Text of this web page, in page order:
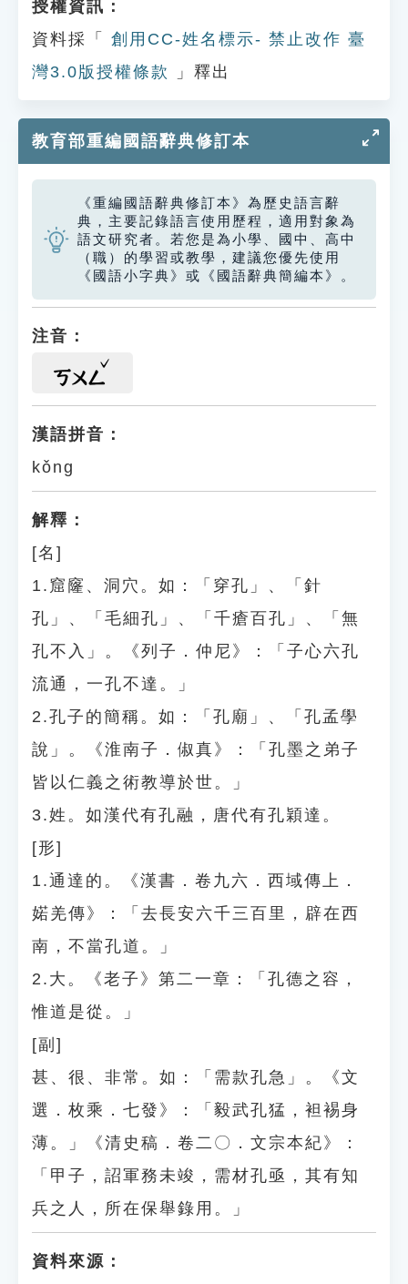
授權資訊：
資料採「
創用CC-姓名標示- 禁止改作 臺
灣3.0版授權條款
」釋出
教育部重編國語辭典修訂本
《重編國語辭典修訂本》為歷史語言辭
典，主要記錄語言使用歷程，適用對象為
語文研究者。若您是為小學、國中、高中
（職）的學習或教學，建議您優先使用
《國語小字典》或《國語辭典簡編本》。
注音：
ㄎㄨㄥ
漢語拼音：
kǒng
解釋：
[名]
1.窟窿、洞穴。如：「穿孔」、「針
孔」、「毛細孔」、「千瘡百孔」、「無
孔不入」。《列子．仲尼》：「子心六孔
流通，一孔不達。」
2.孔子的簡稱。如：「孔廟」、「孔孟學
說」。《淮南子．俶真》：「孔墨之弟子
皆以仁義之術教導於世。」
3.姓。如漢代有孔融，唐代有孔穎達。
[形]
1.通達的。《漢書．卷九六．西域傳上．
婼羌傳》：「去長安六千三百里，辟在西
南，不當孔道。」
2.大。《老子》第二一章：「孔德之容，
惟道是從。」
[副]
甚、很、非常。如：「需款孔急」。《文
選．枚乘．七發》：「毅武孔猛，袒裼身
薄。」《清史稿．卷二〇．文宗本紀》：
「甲子，詔軍務未竣，需材孔亟，其有知
兵之人，所在保舉錄用。」
資料來源：